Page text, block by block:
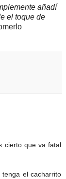
añadí
el toque de
cierto que va fatal
el cacharrito